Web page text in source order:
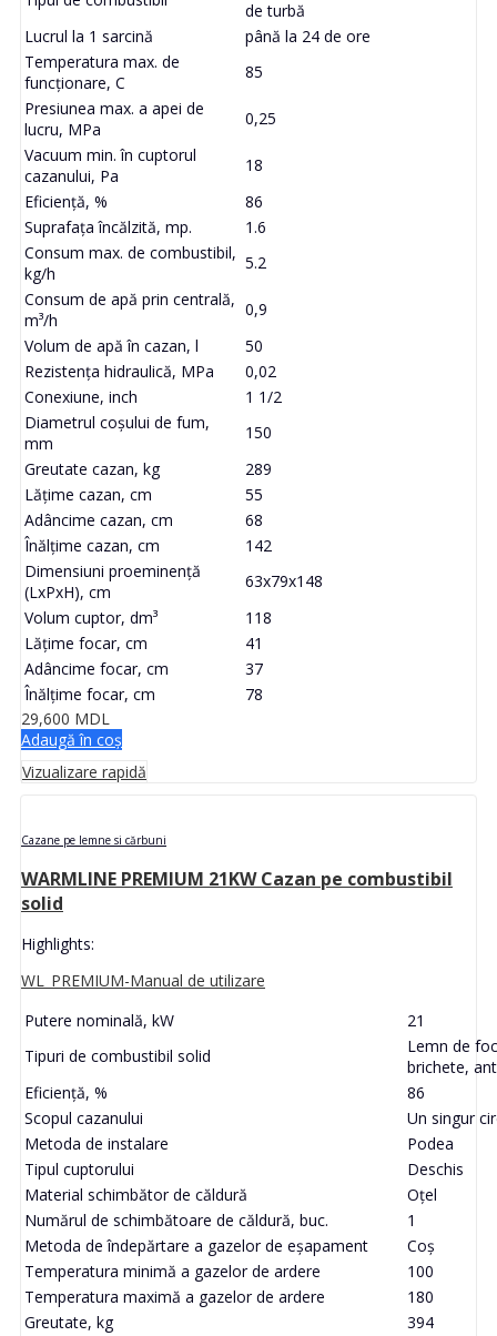
de turbă
Lucrul la 1 sarcină
până la 24 de ore
Temperatura max. de
funcționare, C
85
Presiunea max. a apei de
lucru, MPa
0,25
Vacuum min. în cuptorul
cazanului, Pa
18
Eficiență, %
86
Suprafața încălzită, mp.
1.6
Consum max. de combustibil,
kg/h
5.2
Consum de apă prin centrală,
m³/h
0,9
Volum de apă în cazan, l
50
Rezistența hidraulică, MPa
0,02
Conexiune, inch
1 1/2
Diametrul coșului de fum,
mm
150
Greutate cazan, kg
289
Lățime cazan, cm
55
Adâncime cazan, cm
68
Înălțime cazan, cm
142
Dimensiuni proeminență
(LxPxH), cm
63x79x148
Volum cuptor, dm³
118
Lățime focar, cm
41
Adâncime focar, cm
37
Înălțime focar, cm
78
29,600 MDL
Adaugă în coș
Vizualizare rapidă
Cazane pe lemne si cărbuni
WARMLINE PREMIUM 21KW Cazan pe combustibil
solid
Highlights:
WL_PREMIUM-Manual de utilizare
Putere nominală, kW
21
Tipuri de combustibil solid
Lemn de
brichete,
Eficiență, %
86
Scopul cazanului
Un singur
Metoda de instalare
Podea
Tipul cuptorului
Deschis
Material schimbător de căldură
Oțel
Numărul de schimbătoare de căldură, buc.
1
Metoda de îndepărtare a gazelor de eșapament
Coș
Temperatura minimă a gazelor de ardere
100
Temperatura maximă a gazelor de ardere
180
Greutate, kg
394